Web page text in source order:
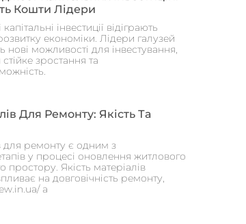
Кошти Лідери
інвестиції відіграють
економіки. Лідери галузей
нові можливості для інвестування,
зростання та
Для Ремонту: Якість Та
для ремонту є одним з
у процесі оновлення житлового
простору. Якість матеріалів
на довговічність ремонту,
а